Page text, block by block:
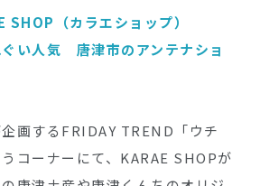
SHOP（カラエショップ）
ぐい人気 唐津市のアンテナショ
画するFRIDAY TREND「ウチ
コーナーにて、KARAE SHOPが